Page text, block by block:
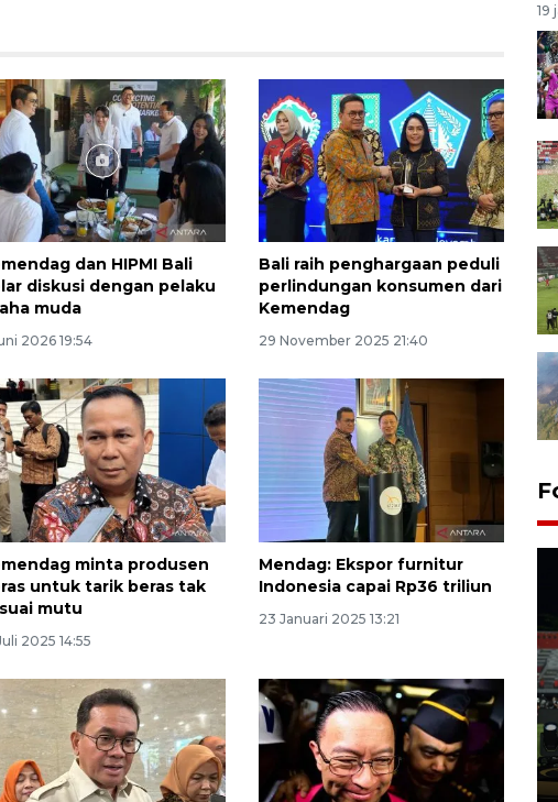
dan HIPMI Bali
diskusi dengan pelaku
muda
2026 19:54
Bali raih penghargaan peduli
perlindungan konsumen dari
Kemendag
29 November 2025 21:40
minta produsen
untuk tarik beras tak
mutu
2025 14:55
Mendag: Ekspor furnitur
Indonesia capai Rp36 triliun
23 Januari 2025 13:21
19
kemampuan tempur Perisai
Trisila Nusantara dalam
latihan di Kepri
5 Agustus 2026 16:28